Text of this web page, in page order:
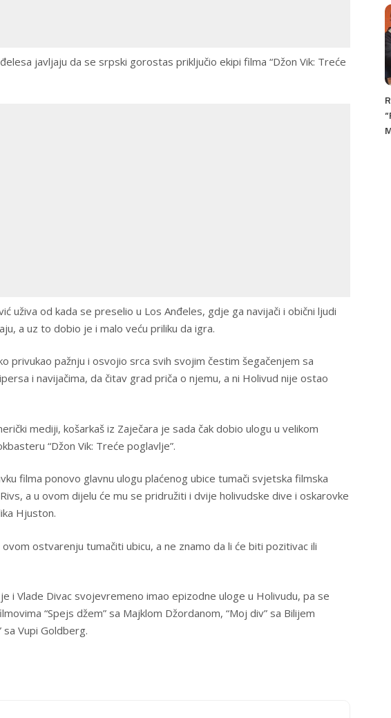
javljaju da se srpski gorostas priključio ekipi filma “Džon Vik: Treće
uživa od kada se preselio u Los Anđeles, gdje ga navijači i obični ljudi
a uz to dobio je i malo veću priliku da igra.
privukao pažnju i osvojio srca svih svojim čestim šegačenjem sa
i navijačima, da čitav grad priča o njemu, a ni Holivud nije ostao
mediji, košarkaš iz Zaječara je sada čak dobio ulogu u velikom
“Džon Vik: Treće poglavlje”.
filma ponovo glavnu ulogu plaćenog ubice tumači svjetska filmska
a u ovom dijelu će mu se pridružiti i dvije holivudske dive i oskarovke
Hjuston.
ovom ostvarenju tumačiti ubicu, a ne znamo da li će biti pozitivac ili
i Vlade Divac svojevremeno imao epizodne uloge u Holivudu, pa se
“Spejs džem” sa Majklom Džordanom, “Moj div” sa Bilijem
sa Vupi Goldberg.